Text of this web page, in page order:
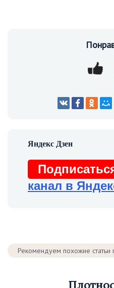
канал в
Рекомендуем похожие статьи